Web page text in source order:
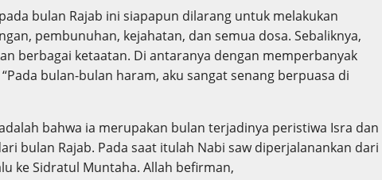
bulan Rajab ini siapapun dilarang untuk melakukan
pembunuhan, kejahatan, dan semua dosa. Sebaliknya,
berbagai ketaatan. Di antaranya dengan memperbanyak
bulan-bulan haram, aku sangat senang berpuasa di
bahwa ia merupakan bulan terjadinya peristiwa Isra dan
bulan Rajab. Pada saat itulah Nabi saw diperjalanankan dari
ke Sidratul Muntaha. Allah befirman,